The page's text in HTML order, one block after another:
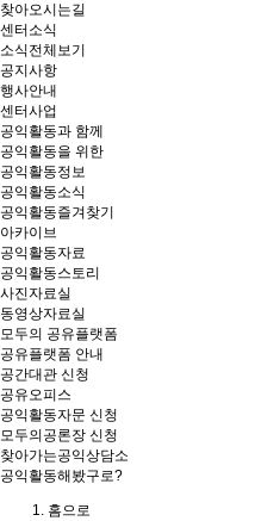
찾아오시는길
센터소식
소식전체보기
공지사항
행사안내
센터사업
공익활동과 함께
공익활동을 위한
공익활동정보
공익활동소식
공익활동즐겨찾기
아카이브
공익활동자료
공익활동스토리
사진자료실
동영상자료실
모두의 공유플랫폼
공유플랫폼 안내
공간대관 신청
공유오피스
공익활동자문 신청
모두의공론장 신청
찾아가는공익상담소
공익활동해봤구로?
홈으로